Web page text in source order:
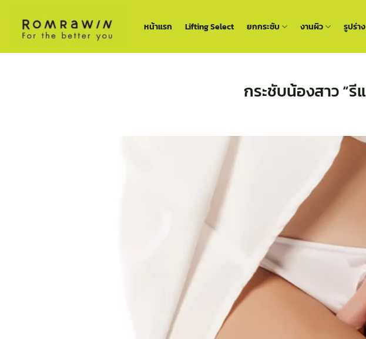
เนื้อหา
หน้าแรก Lifting Select ยกกระชับ งานผิว รูปร่าง
กระชับน้องสาว “